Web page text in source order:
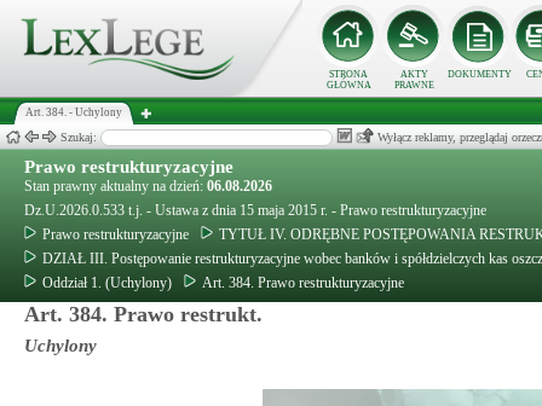
STRONA
GŁÓWNA
AKTY
PRAWNE
DOKUMENTY
Art. 384. - Uchylony
Szukaj: Wyłącz reklamy, przeglądaj
Prawo restrukturyzacyjne
Stan prawny aktualny na dzień: 06.08.2026
Dz.U.2026.0.533 t.j. - Ustawa z dnia 15 maja 2015 r. - Prawo restrukturyzacyjne
Prawo restrukturyzacyjne
TYTUŁ IV. ODRĘBNE POSTĘPOWANIA
DZIAŁ III. Postępowanie restrukturyzacyjne wobec banków i spółdzielczych kas
Oddział 1. (Uchylony)
Art. 384. Prawo restrukturyzacyjne
Art. 384. Prawo restrukt.
Uchylony